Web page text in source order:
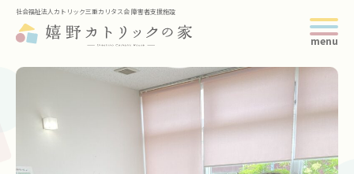
社会福祉法人カトリック三重カリタス会 障害者支援施設